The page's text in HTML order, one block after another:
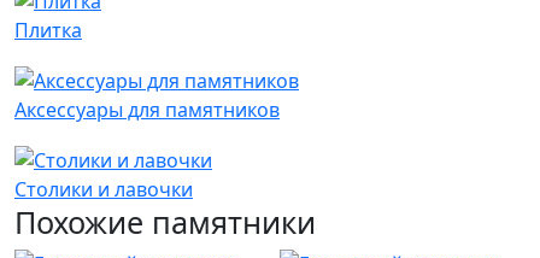
Плитка
Аксессуары для памятников
Столики и лавочки
Похожие памятники